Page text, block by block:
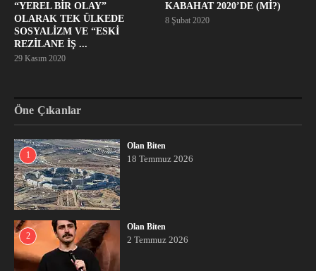
“YEREL BİR OLAY”
OLARAK TEK ÜLKEDE
SOSYALİZM VE “ESKİ
REZİLANE İŞ ...
29 Kasım 2020
KABAHAT 2020’DE (Mİ?)
8 Şubat 2020
Öne Çıkanlar
1
Olan Biten
18 Temmuz 2026
2
Olan Biten
2 Temmuz 2026